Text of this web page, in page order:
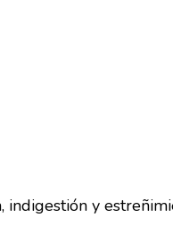
indigestión y